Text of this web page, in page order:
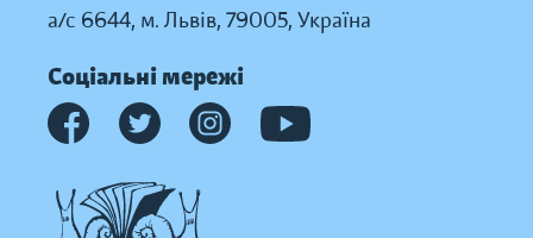
а/с 6644, м. Львів, 79005, Україна
Соціальні мережі